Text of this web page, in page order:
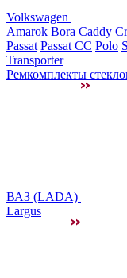
Volkswagen
Amarok Bora Caddy
Passat Passat CC Polo
Transporter
Ремкомплекты
ВАЗ (LADA)
Largus